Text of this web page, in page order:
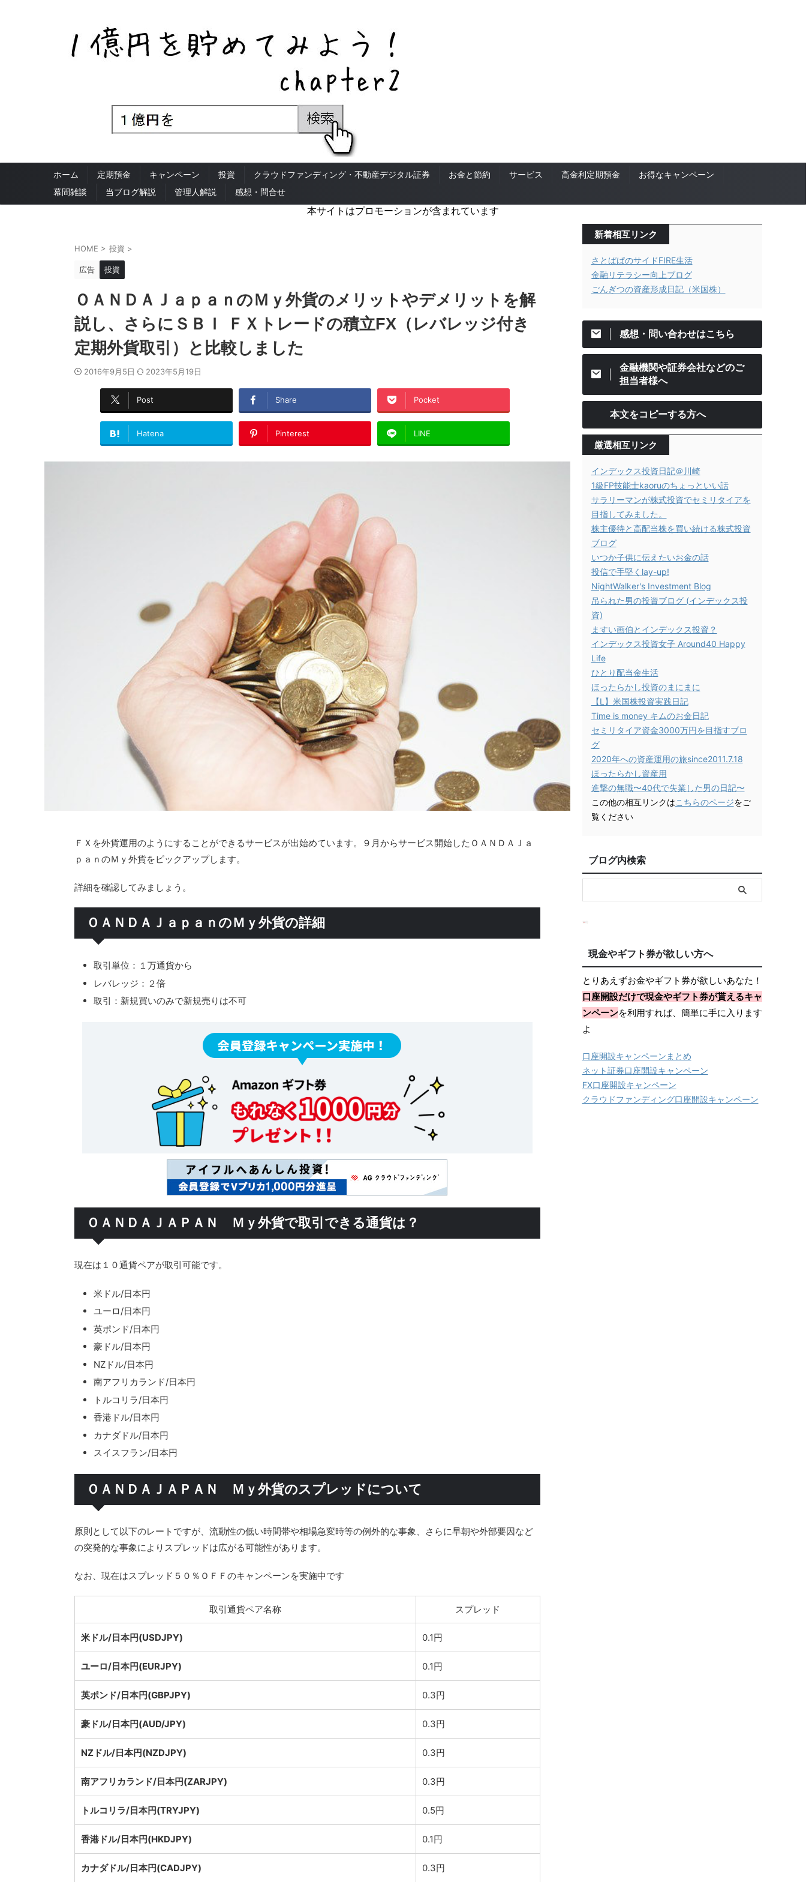
ホーム 定期預金 キャンペーン 投資 クラウドファンディング・不動産デジタル証券 お金と節約 サービス 高金利定期預金
お得なキャンペーン
幕間雑談
当ブログ解説 管理人解説 感想・問合せ
本サイトはプロモーションが含まれています
HOME > 投資 >
広告 投資
ＯＡＮＤＡＪａｐａｎのＭｙ外貨のメリットやデメリットを解
説し、さらにＳＢＩ ＦＸトレードの積立FX（レバレッジ付き
定期外貨取引）と比較しました
2016年9月5日 2023年5月19日
Post Share Pocket
Hatena Pinterest LINE
ＦＸを外貨運用のようにすることができるサービスが出始めています。９月からサービス開始したＯＡＮＤＡＪａ
ｐａｎのＭｙ外貨をピックアップします。
詳細を確認してみましょう。
ＯＡＮＤＡＪａｐａｎのＭｙ外貨の詳細
取引単位：１万通貨から
レバレッジ：２倍
取引：新規買いのみで新規売りは不可
ＯＡＮＤＡＪＡＰＡＮ Ｍｙ外貨で取引できる通貨は？
現在は１０通貨ペアが取引可能です。
米ドル/日本円
ユーロ/日本円
英ポンド/日本円
豪ドル/日本円
NZドル/日本円
南アフリカランド/日本円
トルコリラ/日本円
香港ドル/日本円
カナダドル/日本円
スイスフラン/日本円
ＯＡＮＤＡＪＡＰＡＮ Ｍｙ外貨のスプレッドについて
原則として以下のレートですが、流動性の低い時間帯や相場急変時等の例外的な事象、さらに早朝や外部要因など
の突発的な事象によりスプレッドは広がる可能性があります。
なお、現在はスプレッド５０％ＯＦＦのキャンペーンを実施中です
取引通貨ペア名称 スプレッド
米ドル/日本円(USDJPY) 0.1円
ユーロ/日本円(EURJPY) 0.1円
英ポンド/日本円(GBPJPY) 0.3円
豪ドル/日本円(AUD/JPY) 0.3円
NZドル/日本円(NZDJPY) 0.3円
南アフリカランド/日本円(ZARJPY) 0.3円
トルコリラ/日本円(TRYJPY) 0.5円
香港ドル/日本円(HKDJPY) 0.1円
カナダドル/日本円(CADJPY) 0.3円
新着相互リンク
さとぱぱのサイドFIRE生活
金融リテラシー向上ブログ
ごんぎつの資産形成日記（米国株）
感想・問い合わせはこちら
金融機関や証券会社などのご
担当者様へ
本文をコピーする方へ
厳選相互リンク
インデックス投資日記＠川崎
1級FP技能士kaoruのちょっといい話
サラリーマンが株式投資でセミリタイアを
目指してみました。
株主優待と高配当株を買い続ける株式投資
ブログ
いつか子供に伝えたいお金の話
投信で手堅くlay-up!
NightWalker's Investment Blog
吊られた男の投資ブログ (インデックス投
資)
ますい画伯とインデックス投資？
インデックス投資女子 Around40 Happy
Life
ひとり配当金生活
ほったらかし投資のまにまに
【L】米国株投資実践日記
Time is money キムのお金日記
セミリタイア資金3000万円を目指すブロ
グ
2020年への資産運用の旅since2011.7.18
ほったらかし資産用
進撃の無職〜40代で失業した男の日記〜
この他の相互リンクはこちらのページをご
覧ください
ブログ内検索
現金やギフト券が欲しい方へ
とりあえずお金やギフト券が欲しいあなた！
口座開設だけで現金やギフト券が貰えるキャ
ンペーンを利用すれば、簡単に手に入ります
よ
口座開設キャンペーンまとめ
ネット証券口座開設キャンペーン
FX口座開設キャンペーン
クラウドファンディング口座開設キャンペーン